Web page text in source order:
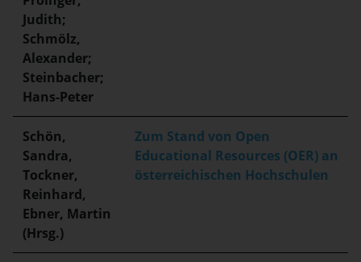
Judith;
Schmölz,
Alexander;
Steinbacher;
Hans-Peter
Schön,
Sandra,
Tockner,
Reinhard,
Ebner, Martin
(Hrsg.)
Zum Stand von Open
Educational Resources (OER) an
österreichischen Hochschulen